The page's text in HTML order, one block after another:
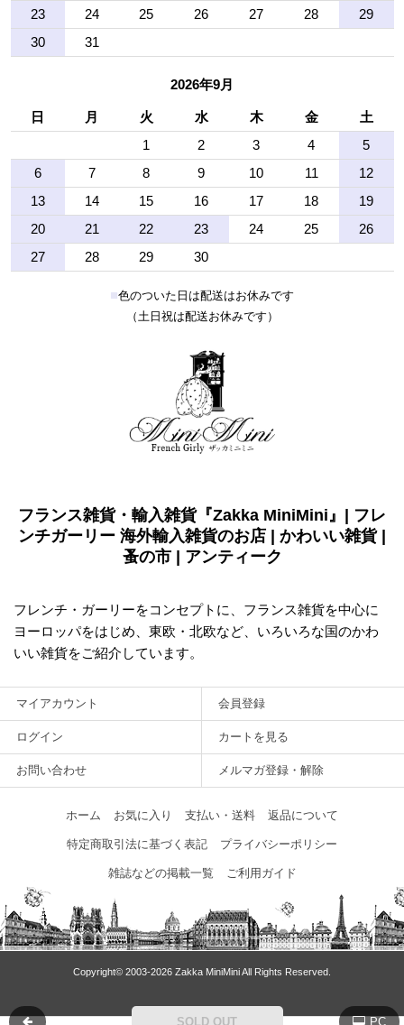
SOLD OUT
23
24 25 26 27 28
29
30
31
2026年9月
日 月 火 水 木 金
土
1
2 3 4
5
6
7 8 9 10 11
12
13
14 15 16 17 18
19
20
21 22 23 24 25
26
27
28 29 30
■色のついた日は配送はお休みです
（土日祝は配送お休みです）
フランス雑貨・輸入雑貨『Zakka MiniMini』| フレ
ンチガーリー 海外輸入雑貨のお店 | かわいい雑貨 |
蚤の市 | アンティーク
フレンチ・ガーリーをコンセプトに、フランス雑貨を中心に
ヨーロッパをはじめ、東欧・北欧など、いろいろな国のかわ
いい雑貨をご紹介しています。
マイアカウント 会員登録
ログイン カートを見る
お問い合わせ メルマガ登録・解除
ホーム お気に入り 支払い・送料 返品について
特定商取引法に基づく表記 プライバシーポリシー
雑誌などの掲載一覧 ご利用ガイド
Copyright© 2003‐2026 Zakka MiniMini All Rights Reserved.
PC